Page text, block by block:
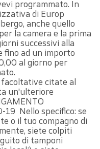
programmato. In
di Europ
anche quello
la camera e la prima
successivi alla
fino ad un importo
al giorno per
facoltative citate al
un'ulteriore
19 Nello specifico: se
o il tuo compagno di
siete colpiti
di tamponi